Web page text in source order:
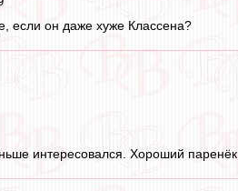
если он даже хуже Классена?
интересовался. Хороший паренёк.